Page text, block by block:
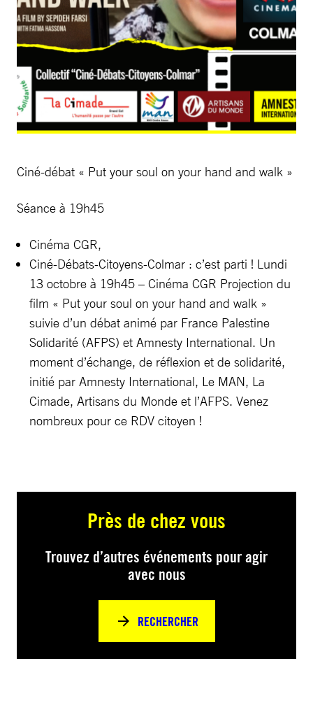
Ciné-débat « Put your soul on your hand and walk »
Séance à 19h45
Cinéma CGR,
Ciné-Débats-Citoyens-Colmar : c’est parti ! Lundi
13 octobre à 19h45 – Cinéma CGR Projection du
film « Put your soul on your hand and walk »
suivie d’un débat animé par France Palestine
Solidarité (AFPS) et Amnesty International. Un
moment d’échange, de réflexion et de solidarité,
initié par Amnesty International, Le MAN, La
Cimade, Artisans du Monde et l’AFPS. Venez
nombreux pour ce RDV citoyen !
Près de chez vous
Trouvez d’autres événements pour agir
avec nous
RECHERCHER